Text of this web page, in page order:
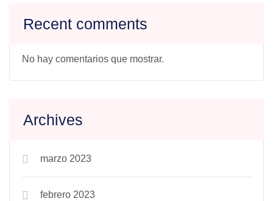
Recent comments
No hay comentarios que mostrar.
Archives
marzo 2023
febrero 2023